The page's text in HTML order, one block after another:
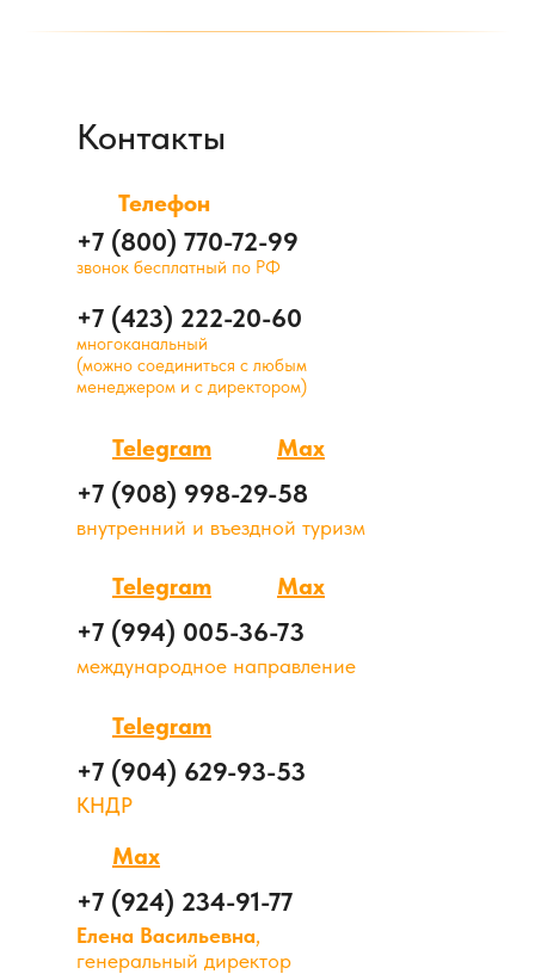
Контакты
Телефон
+7 (800) 770-72-99
+7 (423) 222-20-60
звонок бесплатный по РФ
+7 (908) 998-29-58
многоканальный
(можно соединиться с любым
менеджером и с директором)
Telegram
Telegram
Telegram
+7 (994) 005-36-73
+7 (904) 629-93-53
международное направление
внутренний и въездной туризм
КНДР
+7 (924) 234-91-77
Елена Васильевна,
генеральный директор
Max
Max
Max